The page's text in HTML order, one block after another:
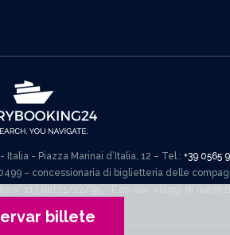
billete
- Piazza Marinai d’Italia, 12 – Tel.: +39 0565
– concessionaria di biglietteria delle